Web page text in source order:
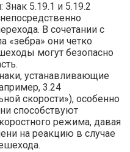
5.19.1 и 5.19.2
В сочетании с
«зебра» они четко
могут безопасно
устанавливающие
3.24
скорости»), особенно
способствуют
режима, давая
на реакцию в случае